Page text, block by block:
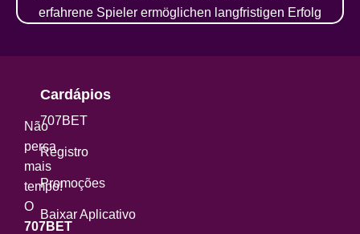
erfahrene Spieler ermöglichen langfristigen Erfolg
Não
perca
mais
tempo!
O
707BET
Cardápios
707BET
Registro
Promoções
Baixar Aplicativo